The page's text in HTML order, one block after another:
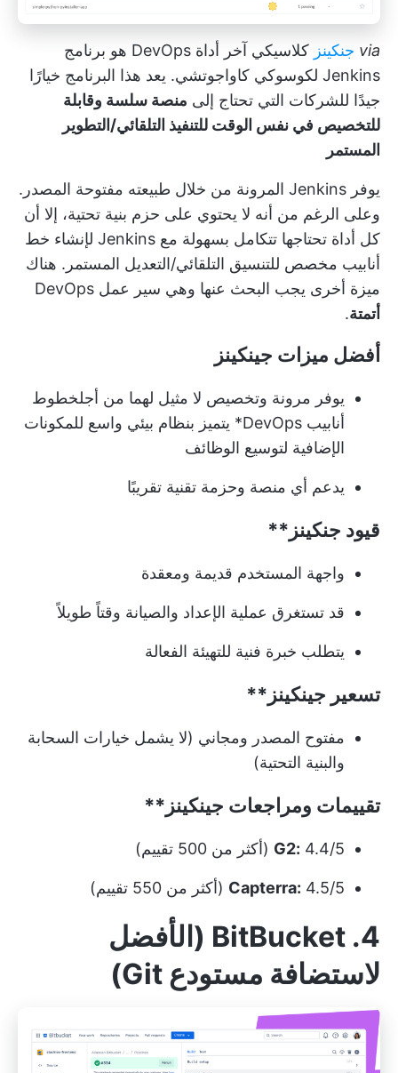
via جنكينز كلاسيكي آخر أداة DevOps
هو برنامج
Jenkins لكوسوكي كاواجوتشي. يعد هذا البرنامج خيارًا
جيدًا للشركات التي تحتاج إلى منصة سلسة وقابلة
للتخصيص في نفس الوقت للتنفيذ التلقائي/التطوير
المستمر
يوفر Jenkins المرونة من خلال طبيعته مفتوحة المصدر.
وعلى الرغم من أنه لا يحتوي على حزم بنية تحتية، إلا أن
كل أداة تحتاجها تتكامل بسهولة مع Jenkins لإنشاء خط
أنابيب مخصص للتنسيق التلقائي/التعديل المستمر. هناك
ميزة أخرى يجب البحث عنها وهي سير عمل DevOps
أتمتة.
أفضل ميزات جينكينز
يوفر مرونة وتخصيص لا مثيل لهما من أجلخطوط
أنابيب DevOps
* يتميز بنظام بيئي واسع للمكونات
الإضافية لتوسيع الوظائف
يدعم أي منصة وحزمة تقنية تقريبًا
قيود جنكينز**
واجهة المستخدم قديمة ومعقدة
قد تستغرق عملية الإعداد والصيانة وقتاً طويلاً
يتطلب خبرة فنية للتهيئة الفعالة
تسعير جينكينز**
مفتوح المصدر ومجاني (لا يشمل خيارات السحابة
والبنية التحتية)
تقييمات ومراجعات جينكينز**
G2: 4.4/5 (أكثر من 500 تقييم)
Capterra: 4.5/5 (أكثر من 550 تقييم)
4. BitBucket (الأفضل
لاستضافة مستودع Git)